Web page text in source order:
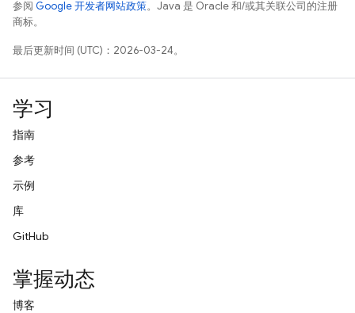
参阅 Google 开发者网站政策。Java 是 Oracle 和/或其关联公司的注册
商标。
最后更新时间 (UTC)：2026-03-24。
学习
指南
参考
示例
库
GitHub
掌握动态
博客